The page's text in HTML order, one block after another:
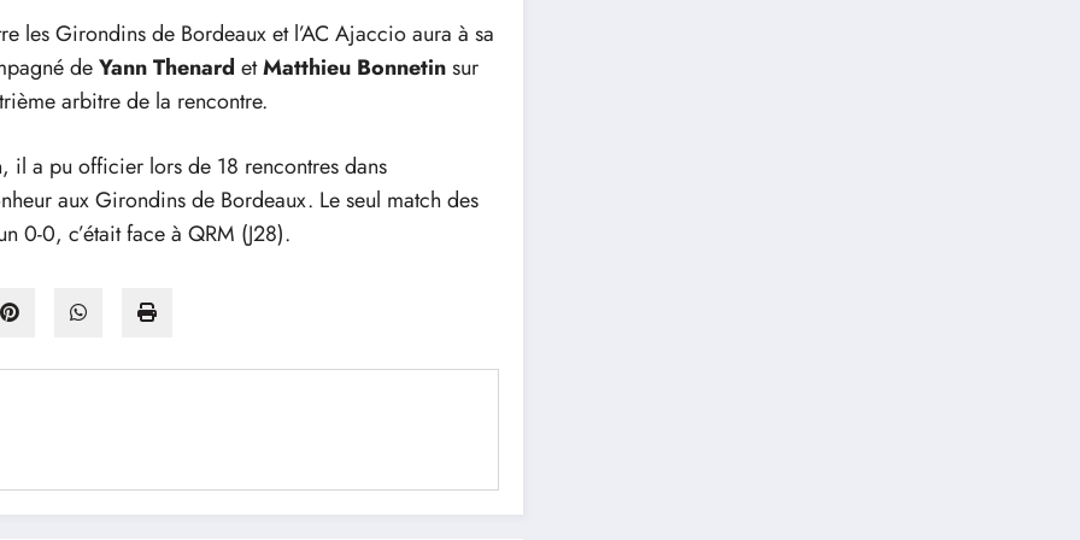
les Girondins de Bordeaux et l’AC Ajaccio aura à sa
deYann Thenard etMatthieu Bonnetinsur
arbitre de la rencontre.
il a pu officier lors de 18 rencontres dans
aux Girondins de Bordeaux. Le seul match des
0-0, c’était face à QRM (J28).